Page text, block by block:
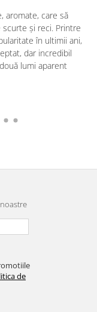
aromate, care să
și reci. Printre
în ultimii ani,
dar incredibil
lumi aparent
de